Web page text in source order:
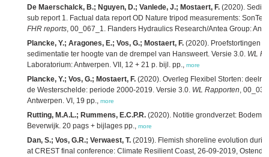
De Maerschalck, B.; Nguyen, D.; Vanlede, J.; Mostaert, F. (2020).
sub report 1. Factual data report OD Nature tripod measurements:
FHR reports, 00_067_1. Flanders Hydraulics Research/Antea Group:
Plancke, Y.; Aragones, E.; Vos, G.; Mostaert, F. (2020). Proefstortingen
sedimentatie ter hoogte van de drempel van Hansweert. Versie 3.0. WL
Laboratorium: Antwerpen. VII, 12 + 21 p. bijl. pp., more
Plancke, Y.; Vos, G.; Mostaert, F. (2020). Overleg Flexibel Storten:
de Westerschelde: periode 2000-2019. Versie 3.0. WL Rapporten,
Antwerpen. VI, 19 pp., more
Rutting, M.A.L.; Rummens, E.C.P.R. (2020). Notitie grondverzet:
Beverwijk. 20 pags + bijlages pp., more
Dan, S.; Vos, G.R.; Verwaest, T. (2019). Flemish shoreline evolution
at CREST final conference: Climate Resilient Coast, 26-09-2019,